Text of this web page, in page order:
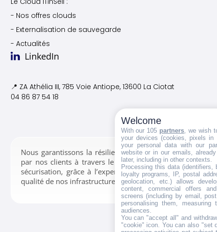
- Nos offres clouds
- Externalisation de sauvegarde
- Actualités
LinkedIn
📍 ZA Athélia III, 785 Voie Antiope, 13600 La Ciotat
04 86 87 54 18
Nous garantissons la résilience des données confiées
par nos clients à travers le stockage, la gestion et la
sécurisation, grâce à l’expertise de nos équipes et la
qualité de nos infrastructures.
Welcome
With our 105 partners , we wish
your devices (cookies, pixels
your personal data with our
website or in our emails,
later, including in other contexts.
Processing this data (identifiers,
loyalty programs, IP, postal
geolocation, etc.) allows
content, commercial offers
screens (including by email,
personalising them, measuring
audiences.
You can "accept all" and
"cookie" icon . You can also "set